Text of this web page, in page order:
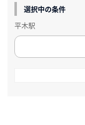
選択中の条件
平木駅